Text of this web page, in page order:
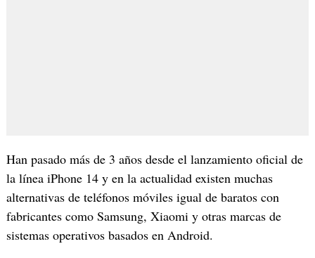
Han pasado más de 3 años desde el lanzamiento oficial de
la línea iPhone 14 y en la actualidad existen muchas
alternativas de teléfonos móviles igual de baratos con
fabricantes como Samsung, Xiaomi y otras marcas de
sistemas operativos basados en Android.